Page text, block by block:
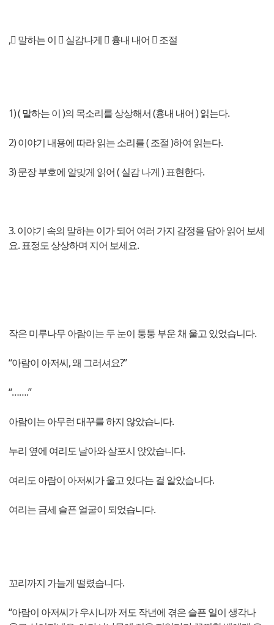
, 말하는 이  실감나게  흉내 내어  조절
1) ( 말하는 이 )의 목소리를 상상해서 (흉내 내어 ) 읽는다.
2) 이야기 내용에 따라 읽는 소리를 ( 조절 )하여 읽는다.
3) 문장 부호에 알맞게 읽어 ( 실감 나게 ) 표현한다.
3. 이야기 속의 말하는 이가 되어 여러 가지 감정을 담아 읽어 보세
요. 표정도 상상하며 지어 보세요.
작은 미루나무 아람이는 두 눈이 퉁퉁 부운 채 울고 있었습니다.
“아람이 아저씨, 왜 그러셔요?”
“…….”
아람이는 아무런 대꾸를 하지 않았습니다.
누리 옆에 여리도 날아와 살포시 앉았습니다.
여리도 아람이 아저씨가 울고 있다는 걸 알았습니다.
여리는 금세 슬픈 얼굴이 되었습니다.
꼬리까지 가늘게 떨렸습니다.
“아람이 아저씨가 우시니까 저도 작년에 겪은 슬픈 일이 생각나